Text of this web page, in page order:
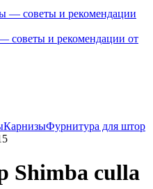
советы и рекомендации от
КарнизыФурнитура для штор
Shimba culla